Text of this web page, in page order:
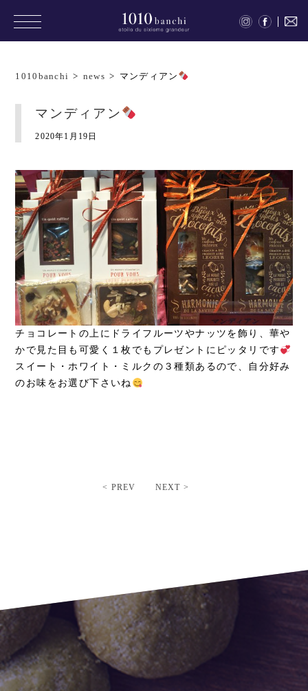
1010banchi > news > マンディアン
マンディアン
2020年1月19日
チョコレートの上にドライフルーツやナッツを飾り、華や
かで見た目も可愛く１枚でもプレゼントにピッタリです
スイート・ホワイト・ミルクの３種類あるので、自分好み
のお味をお選び下さいね
< PREV NEXT >